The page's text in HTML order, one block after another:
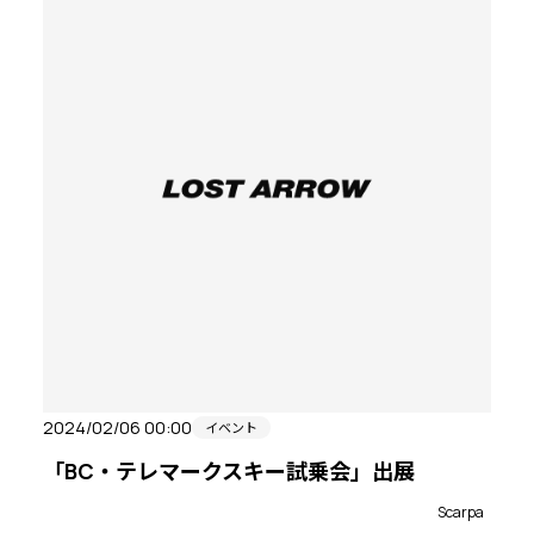
2024/02/06 00:00 イベント
「BC・テレマークスキー試乗会」出展
Scarpa